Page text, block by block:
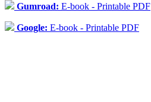
Gumroad: E-book - Printable PDF
Google: E-book - Printable PDF